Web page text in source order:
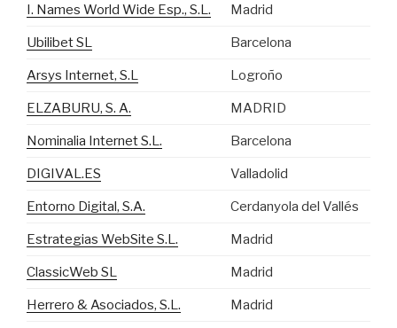
I. Names World Wide Esp., S.L. Madrid
Ubilibet SL Barcelona
Arsys Internet, S.L Logroño
ELZABURU, S. A. MADRID
Nominalia Internet S.L. Barcelona
DIGIVAL.ES Valladolid
Entorno Digital, S.A. Cerdanyola del Vallés
Estrategias WebSite S.L. Madrid
ClassicWeb SL Madrid
Herrero & Asociados, S.L. Madrid